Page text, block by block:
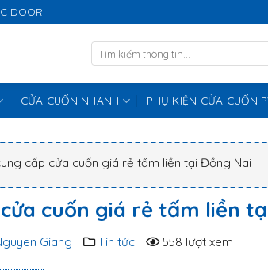
DOOR
CỬA CUỐN NHANH PHỤ KIỆN CỬA CUỐN
cấp cửa cuốn giá rẻ tấm liền tại Đồng Nai
cuốn giá rẻ tấm liền
Giang Tin tức 558 lượt xem